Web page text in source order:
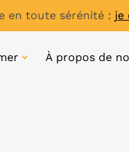
en toute sérénité : je
À propos de